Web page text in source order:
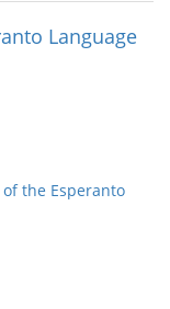
Language
the Esperanto